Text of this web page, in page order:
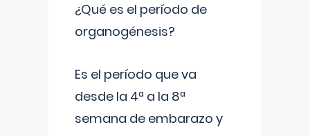
¿Qué es el período de
organogénesis?
Es el período que va
desde la 4ª a la 8ª
semana de embarazo y